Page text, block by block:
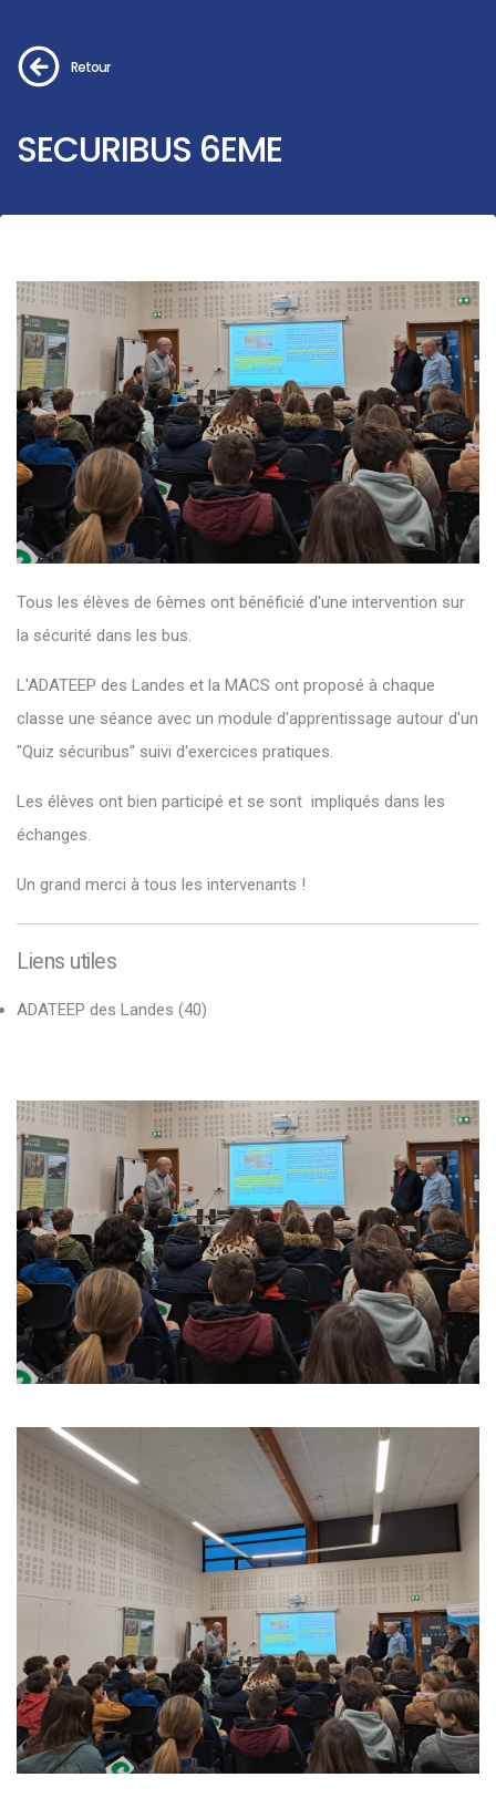
Retour
SECURIBUS 6EME
Tous les élèves de 6èmes ont bénéficié d'une intervention sur
la sécurité dans les bus.
L'ADATEEP des Landes et la MACS ont proposé à chaque
classe une séance avec un module d'apprentissage autour d'un
"Quiz sécuribus" suivi d'exercices pratiques.
Les élèves ont bien participé et se sont impliqués dans les
échanges.
Un grand merci à tous les intervenants !
Liens utiles
ADATEEP des Landes (40)